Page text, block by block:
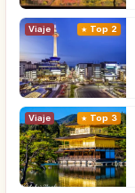
Viaje Top 2
Viaje Top 3